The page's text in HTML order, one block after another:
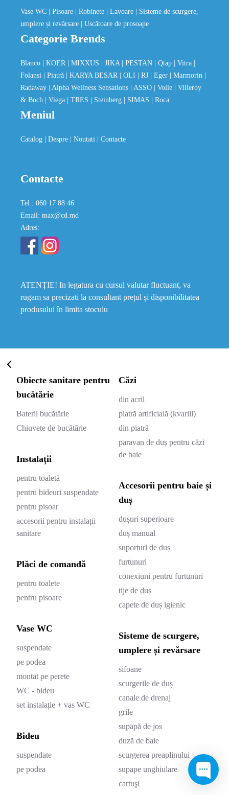
Vase WC | Pisoare | Robinete | Lavoare
| Sisteme de scurgere,
umplere și revărsare
| Uscătoare de prosoape
Categorie Brends
Blanco | KOER | MIXXUS | JIKA | PESTAN | Qtap | Vitra
Folansi
| Piatră | KARYA BESAR | OLI | RJ | Eger | Marmorin
Radaway
| Alpha Wellness Sensations | ASSO | Volle
| Villeroy
& Boch
| Viega | TRES | Steinberg | SIMAS | Roca
Meniul
Catalog | Despre | Noutati | Contacte
Contacte
Tel.: 060 17 88 46
Email: max@cd.md
Adres:
ATENȚIE! In legatura cu cursul valutar fluctuant, va
rugam sa precizati la consultant prețul și disponibilitatea
produsului în limita stoculu
Obiecte sanitare pentru
bucătărie
Baterii bucătărie
Chiuvete de bucătărie
Instalații
pentru toaletă
pentru bideuri suspendate
pentru pisoar
accesorii pentru instalații
sanitare
Plăci de comandă
pentru toalete
pentru pisoare
Vase WC
suspendate
pe podea
montat pe perete
WC - bideu
set instalație + vas WC
Bideu
suspendate
pe podea
Căzi
din acril
piatră artificială (kvarill)
din piatră
paravan de duș pentru căzi
de baie
Accesorii pentru baie și
duș
dușuri superioare
duș manual
suporturi de duș
furtunuri
conexiuni pentru furtunuri
tije de duș
capete de duș igienic
Sisteme de scurgere,
umplere și revărsare
sifoane
scurgerile de duș
canale de drenaj
grile
supapă de jos
duză de baie
scurgerea preaplinului
supape unghiulare
cartuşi